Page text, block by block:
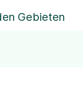
Gebieten